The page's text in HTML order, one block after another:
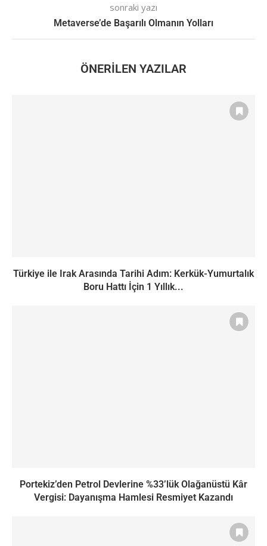
sonraki yazı
Metaverse’de Başarılı Olmanın Yolları
ÖNERILEN YAZILAR
Türkiye ile Irak Arasında Tarihi Adım: Kerkük-Yumurtalık
Boru Hattı İçin 1 Yıllık...
Portekiz’den Petrol Devlerine %33’lük Olağanüstü Kâr
Vergisi: Dayanışma Hamlesi Resmiyet Kazandı